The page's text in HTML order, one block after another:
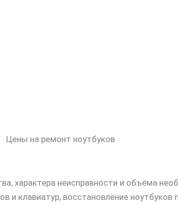
Цены на ремонт ноутбуков
характера неисправности и объёма
клавиатур, восстановление ноутбуков